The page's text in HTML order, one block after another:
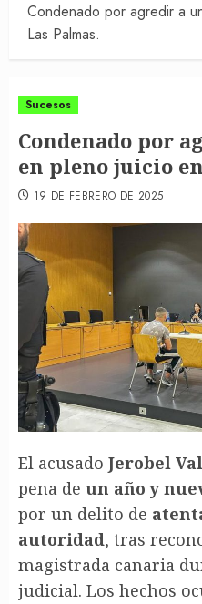
Condenado por agredir a
Las Palmas.
Sucesos
Condenado por
en pleno juicio
19 DE FEBRERO DE 2025
El acusado Jerobel
pena de un año y
por un delito de
autoridad, tras
magistrada canaria
judicial. Los hechos